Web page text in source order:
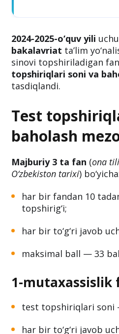
2024-2025-o‘quv yili
bakalavriat
topshiriqlari soni va
tasdiqlandi.
baholash
Majburiy 3 ta fan(ona
O‘zbekiston tarixi
har bir fandan 10
maksimal ball — 33
1-mutaxassislik